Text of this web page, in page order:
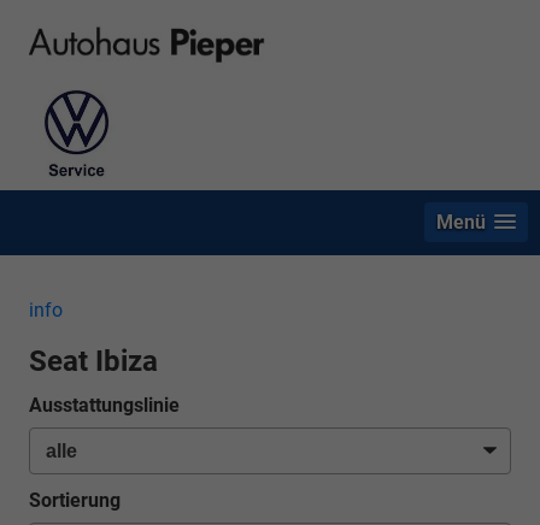
Menü
info
Seat Ibiza
Ausstattungslinie
Sortierung